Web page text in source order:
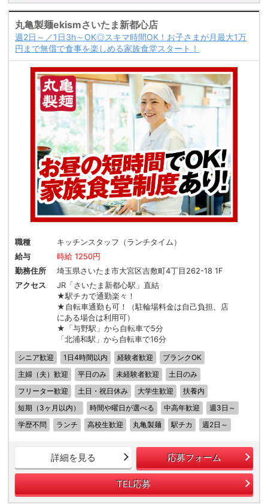
丸亀製麺ekismさいたま新都心店
週2日～／1日3h～OK◎スキマ時間OK！お子さまが月最大1万
円まで無償で食事を楽しめる家族食堂スタート！
職種
キッチンスタッフ（ランチタイム）
給与
時給 1250円
勤務住所
埼玉県さいたま市大宮区吉敷町4丁目262-18 1F
アクセス
JR「さいたま新都心駅」直結
★駅チカで通勤楽々！
★自転車通勤も可！（駐輪場料金は自己負担、店
にある場合は利用可）
★「与野駅」から自転車で5分
「北浦和駅」から自転車で16分
シニア歓迎 1日4時間以内 経験者歓迎
ブランクOK
主婦（夫）歓迎
平日のみ 未経験者歓迎
土日のみ
フリーター歓迎
土日・祝日休み 大学生歓迎
扶養内
短期（3ヶ月以内）
時間や曜日が選べる 中高年歓迎
週3日～
学歴不問
ランチ 高校生歓迎 丸亀製麺 駅チカ 週2日～
詳細を見る 応募フォーム
TEL応募